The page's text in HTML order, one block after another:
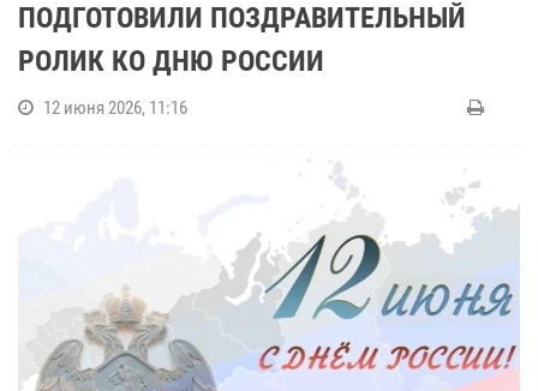
ПОДГОТОВИЛИ ПОЗДРАВИТЕЛЬНЫЙ
РОЛИК КО ДНЮ РОССИИ
12 июня 2026, 11:16